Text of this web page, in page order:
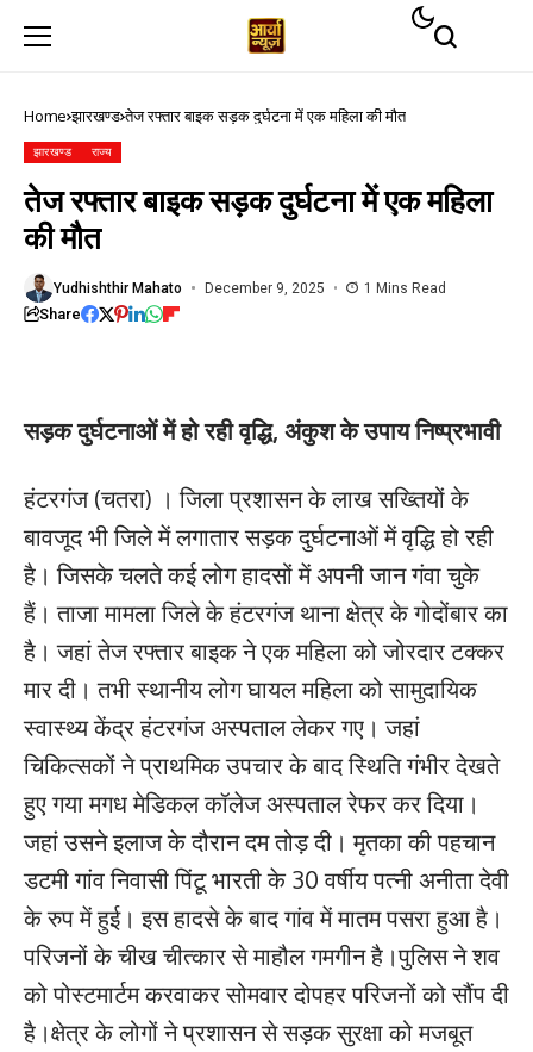
Home झारखण्ड तेज रफ्तार बाइक सड़क दुर्घटना में एक महिला की मौत
झारखण्ड राज्य
तेज रफ्तार बाइक सड़क दुर्घटना में एक महिला
की मौत
Yudhishthir Mahato December 9, 2025 1 Mins Read
Share
सड़क दुर्घटनाओं में हो रही वृद्धि, अंकुश के उपाय निष्प्रभावी
हंटरगंज (चतरा) । जिला प्रशासन के लाख सख्तियों के
बावजूद भी जिले में लगातार सड़क दुर्घटनाओं में वृद्धि हो रही
है। जिसके चलते कई लोग हादसों में अपनी जान गंवा चुके
हैं। ताजा मामला जिले के हंटरगंज थाना क्षेत्र के गोदोंबार का
है। जहां तेज रफ्तार बाइक ने एक महिला को जोरदार टक्कर
मार दी। तभी स्थानीय लोग घायल महिला को सामुदायिक
स्वास्थ्य केंद्र हंटरगंज अस्पताल लेकर गए। जहां
चिकित्सकों ने प्राथमिक उपचार के बाद स्थिति गंभीर देखते
हुए गया मगध मेडिकल कॉलेज अस्पताल रेफर कर दिया।
जहां उसने इलाज के दौरान दम तोड़ दी। मृतका की पहचान
डटमी गांव निवासी पिंटू भारती के 30 वर्षीय पत्नी अनीता देवी
के रुप में हुई। इस हादसे के बाद गांव में मातम पसरा हुआ है।
परिजनों के चीख चीत्कार से माहौल गमगीन है।पुलिस ने शव
को पोस्टमार्टम करवाकर सोमवार दोपहर परिजनों को सौंप दी
है।क्षेत्र के लोगों ने प्रशासन से सड़क सुरक्षा को मजबूत